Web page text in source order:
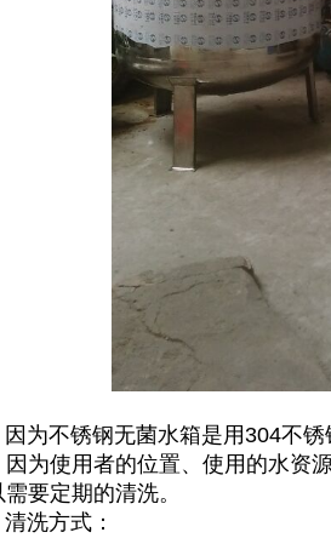
不锈钢无菌水箱是用304不锈
因为使用者的位置、使用的水资
要定期的清洗。
方式：